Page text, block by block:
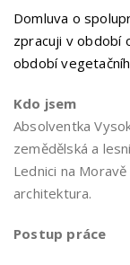
Domluva o
zpracuji v období
období
Kdo jsem
Absolventka
zemědělská a
Lednici na
architektura.
Postup práce